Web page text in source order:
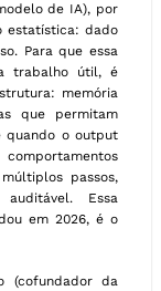
de IA), por
estatística: dado
Para que essa
trabalho útil, é
memória
que permitam
quando o output
passos,
Essa
em 2026, é o
(cofundador da